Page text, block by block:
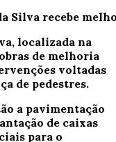
localizada na
de melhoria
voltadas
de pedestres.
a pavimentação
de caixas
para o